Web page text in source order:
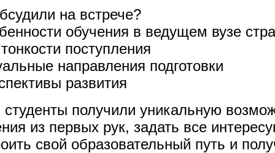
на встрече?
обучения в ведущем вузе
поступления
направления подготовки
развития
получили уникальную
из первых рук, задать все
свой образовательный путь и